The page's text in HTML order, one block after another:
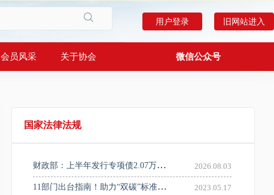
用户登录 旧网站进入
会员风采 关于协会 微信公众号
国家法律法规
财政部：上半年发行专项债2.07万亿元！主要用于市政和产业园区基础设施、城市更新等重点领域 2026.08.03
11部门出台指南！助力“双碳”标准体系建设 2023.05.17